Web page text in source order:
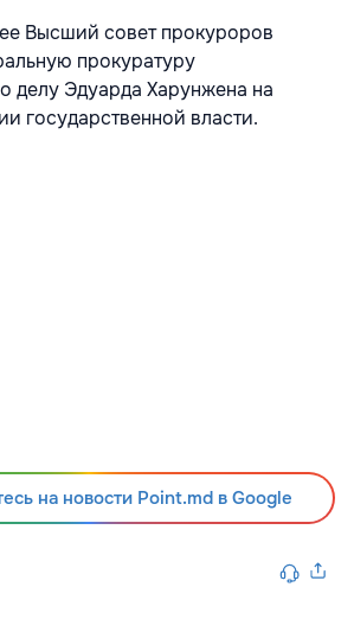
Высший совет прокуроров
прокуратуру
делу Эдуарда Харунжена на
государственной власти.
на новости Point.md в Google